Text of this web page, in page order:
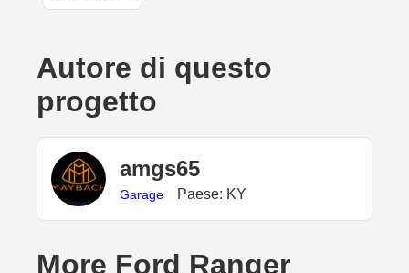
Autore di questo
progetto
amgs65
Garage Paese: KY
More Ford Ranger